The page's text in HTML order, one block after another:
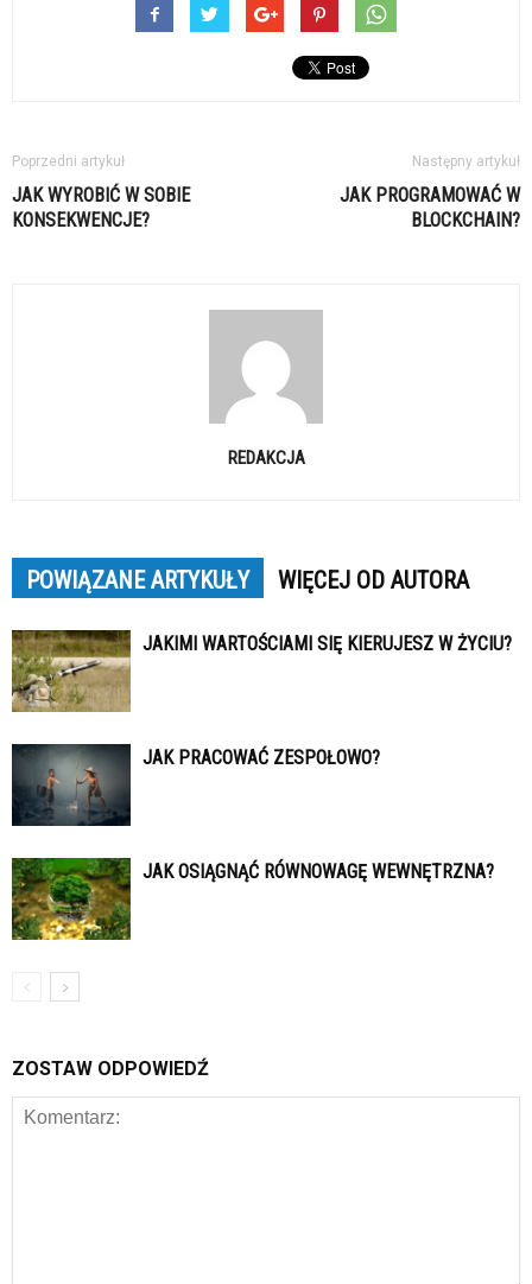
Poprzedni artykuł
JAK WYROBIĆ W SOBIE
KONSEKWENCJE?
Następny artykuł
JAK PROGRAMOWAĆ W
BLOCKCHAIN?
REDAKCJA
POWIĄZANE ARTYKUŁY WIĘCEJ OD AUTORA
JAKIMI WARTOŚCIAMI SIĘ KIERUJESZ W ŻYCIU?
JAK PRACOWAĆ ZESPOŁOWO?
JAK OSIĄGNĄĆ RÓWNOWAGĘ WEWNĘTRZNA?
ZOSTAW ODPOWIEDŹ